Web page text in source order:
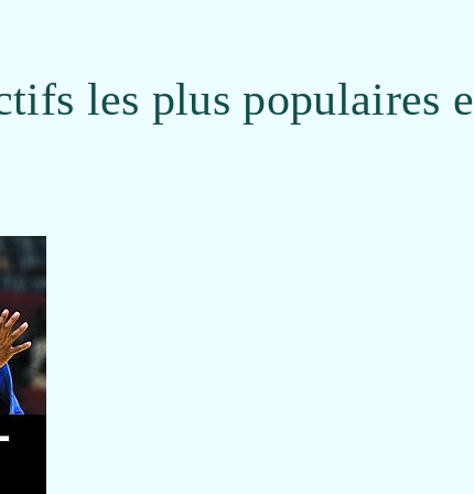
les plus populaires